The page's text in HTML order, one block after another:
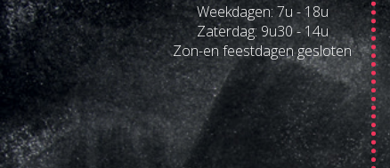
Weekdagen: 7u - 18u
Zaterdag: 9u30 - 14u
Zon-en feestdagen gesloten